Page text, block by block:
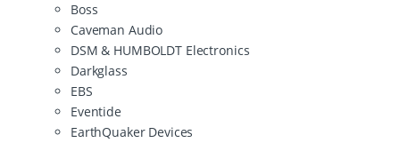
Boss
Caveman Audio
DSM & HUMBOLDT Electronics
Darkglass
EBS
Eventide
EarthQuaker Devices